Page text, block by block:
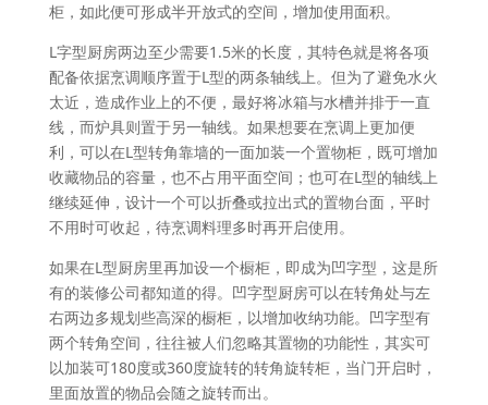
柜，如此便可形成半开放式的空间，增加使用面积。
L字型厨房两边至少需要1.5米的长度，其特色就是将各项
配备依据烹调顺序置于L型的两条轴线上。但为了避免水火
太近，造成作业上的不便，最好将冰箱与水槽并排于一直
线，而炉具则置于另一轴线。如果想要在烹调上更加便
利，可以在L型转角靠墙的一面加装一个置物柜，既可增加
收藏物品的容量，也不占用平面空间；也可在L型的轴线上
继续延伸，设计一个可以折叠或拉出式的置物台面，平时
不用时可收起，待烹调料理多时再开启使用。
如果在L型厨房里再加设一个橱柜，即成为凹字型，这是所
有的装修公司都知道的得。凹字型厨房可以在转角处与左
右两边多规划些高深的橱柜，以增加收纳功能。凹字型有
两个转角空间，往往被人们忽略其置物的功能性，其实可
以加装可180度或360度旋转的转角旋转柜，当门开启时，
里面放置的物品会随之旋转而出。